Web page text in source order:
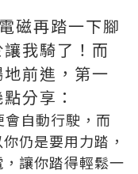
磁再踏一下腳
我騎了！而
前進，第一
分享：
自動行駛，而
仍是要用力踏，
讓你踏得輕鬆一